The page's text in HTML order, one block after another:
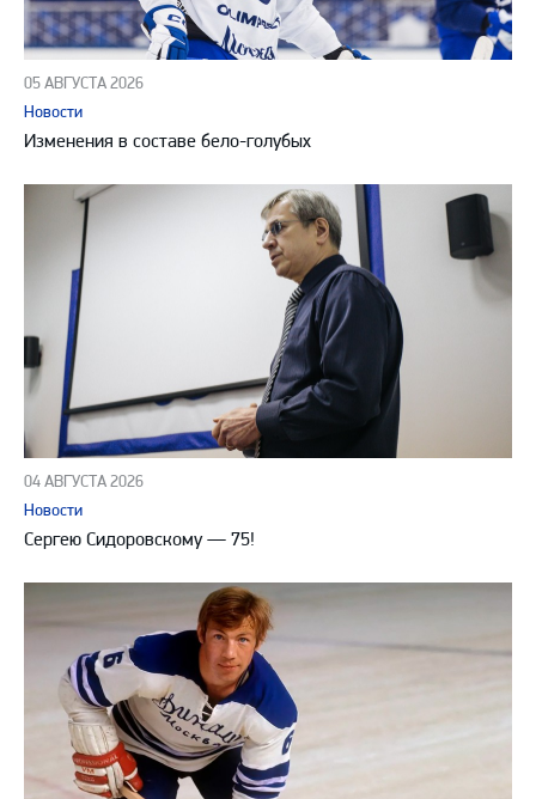
05 АВГУСТА 2026
Новости
Изменения в составе бело-голубых
04 АВГУСТА 2026
Новости
Сергею Сидоровскому — 75!